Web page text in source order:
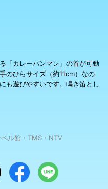
「カレーパンマン」の首が可動
のひらサイズ（約11cm）なの
も遊びやすいです。鳴き笛とし
ル館・TMS・NTV